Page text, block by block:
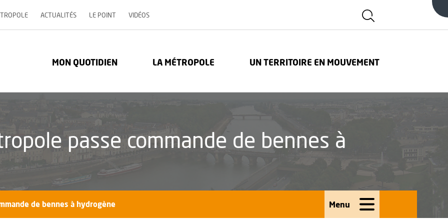
ACTUALITÉS LE POINT VIDÉOS, OUVRE UNE NOUVELLE FENÊTRE Afficher la zone
Métropole - Communauté urbaine : Retour à l'accueil
MON QUOTIDIEN LA MÉTROPOLE UN TERRITOIRE EN MOUVEMENT
passe commande de bennes à
de bennes à hydrogène Menu
Ouvrir le menu